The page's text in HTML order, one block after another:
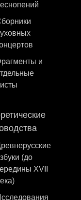
и
(до
XVII